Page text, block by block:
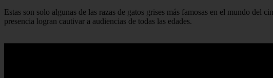
Estas son solo algunas de las razas de gatos grises más famosas en el mundo
presencia logran cautivar a audiencias de todas las edades.